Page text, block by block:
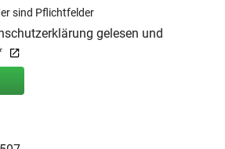
sind Pflichtfelder
gelesen und